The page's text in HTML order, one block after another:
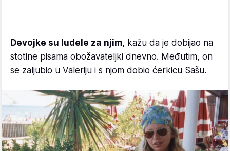
Devojke su ludele za njim, kažu da je dobijao na
stotine pisama obožavateljki dnevno. Međutim, on
se zaljubio u Valeriju i s njom dobio ćerkicu Sašu.